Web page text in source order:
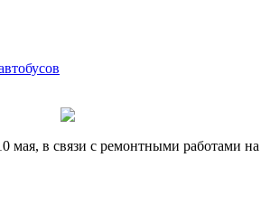
мая, в связи с ремонтными работами